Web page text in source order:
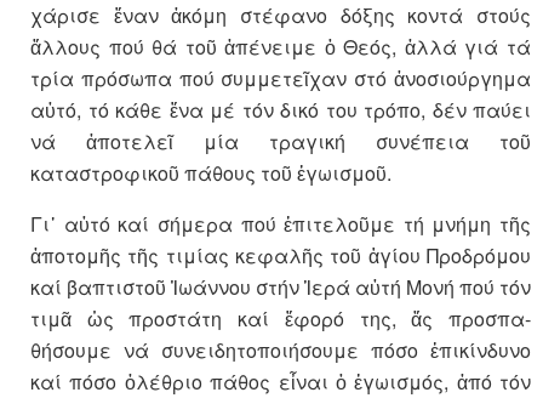
χάρισε ἕναν ἀκόμη στέφανο δόξης κοντά στούς
ἄλλους πού θά τοῦ ἀπένειμε ὁ Θεός, ἀλλά γιά τά
τρία πρόσωπα πού συμμετεῖχαν στό ἀνο­σιούργημα
αὐτό, τό κάθε ἕνα μέ τόν δικό του τρόπο, δέν παύει
νά ἀποτελεῖ μία τραγική συ­νέπεια τοῦ
καταστροφικοῦ πά­θους τοῦ ἐγω­ισμοῦ.
Γι᾽ αὐτό καί σήμερα πού ἐπιτε­λοῦ­με τή μνήμη τῆς
ἀποτομῆς τῆς τιμίας κεφαλῆς τοῦ ἁγίου Προδρόμου
καί βαπτιστοῦ Ἰωάννου στήν Ἱερά αὐτή Μονή πού τόν
τιμᾶ ὡς προ­στάτη καί ἔφορό της, ἄς προσπα­
θήσουμε νά συνειδητοποιήσουμε πόσο ἐπικίνδυνο
καί πόσο ὀλέθριο πάθος εἶναι ὁ ἐγωισμός, ἀπό τόν